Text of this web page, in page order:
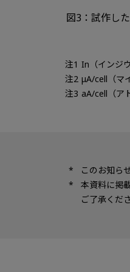
図3：試作し
In（インジ
μA/cell（マ
aA/cell（ア
このお知ら
本資料に掲
ご了承くだ